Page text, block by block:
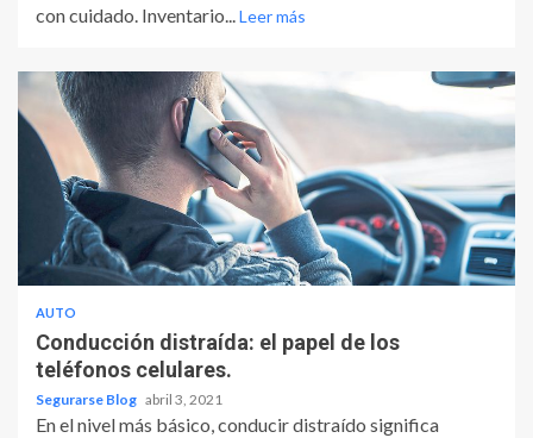
con cuidado. Inventario...Leer más
AUTO
Conducción distraída: el papel de los
teléfonos celulares.
Segurarse Blog abril 3, 2021
En el nivel más básico, conducir distraído significa